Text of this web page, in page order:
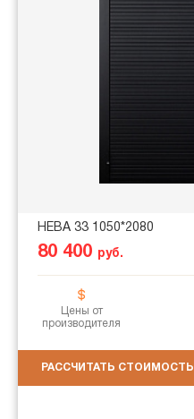
НЕВА 33 1050*2080
80 400 руб.
Цены от
производителя
РАССЧИТАТЬ СТОИМОСТЬ